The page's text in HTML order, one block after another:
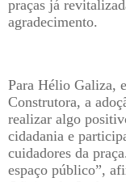
praças já
agradecimento.
Para Hélio Galiza,
Construtora, a
realizar algo
cidadania e
cuidadores da
espaço público”,